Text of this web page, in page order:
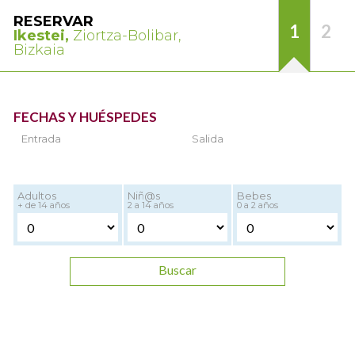
RESERVAR
Ikestei, Ziortza-Bolibar,
Bizkaia
1 2
FECHAS Y HUÉSPEDES
Entrada Salida
Adultos
+ de 14 años
Niñ@s
2 a 14 años
Bebes
0 a 2 años
Buscar